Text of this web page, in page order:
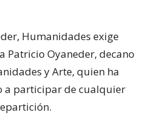
Humanidades exige
Patricio Oyaneder, decano
y Arte, quien ha
a participar de cualquier